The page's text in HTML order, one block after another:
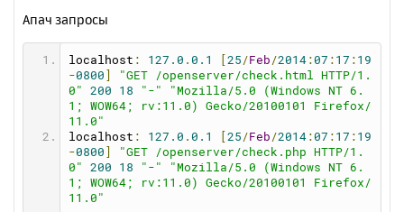
filebrowser
sfilebrowser=0
memcache= 0
dns=0
fzone= none
speed=0
maxrequests
upurl =http
//open-server.ru/update/
durl= http://open-server.ru/download.html
folders = "public_html www\htdocs www http h
tdocs docs web httpdocs public html site"
2014- 02
2014
рвера
2014-02-25 07: 17 : 19 Веб-сервер успешно
за
пущен!
Апач запросы
localhost : 127.0 . 0.1 25 /Feb /2014 : 07 : 17 : 19
-0800
"GET /openserver/check.html HTTP/1.
0"
200 18 "-"
"Mozilla/5.0 (Windows NT 6.
1; WOW64; rv:11.0) Gecko/20100101 Firefox/
11.0"
localhost : 127.0 . 0.1 25 /Feb /2014 : 07 : 17 : 19
-0800
"GET /openserver/check.php HTTP/1.
0"
200 18 "-"
"Mozilla/5.0 (Windows NT 6.
1; WOW64; rv:11.0) Gecko/20100101 Firefox/
11.0"